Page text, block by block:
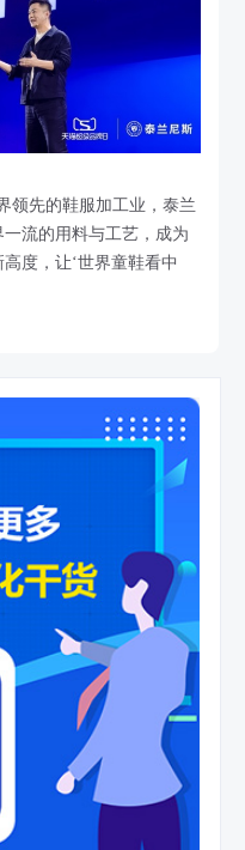
领先的鞋服加工业，泰兰
流的用料与工艺，成为
度，让‘世界童鞋看中